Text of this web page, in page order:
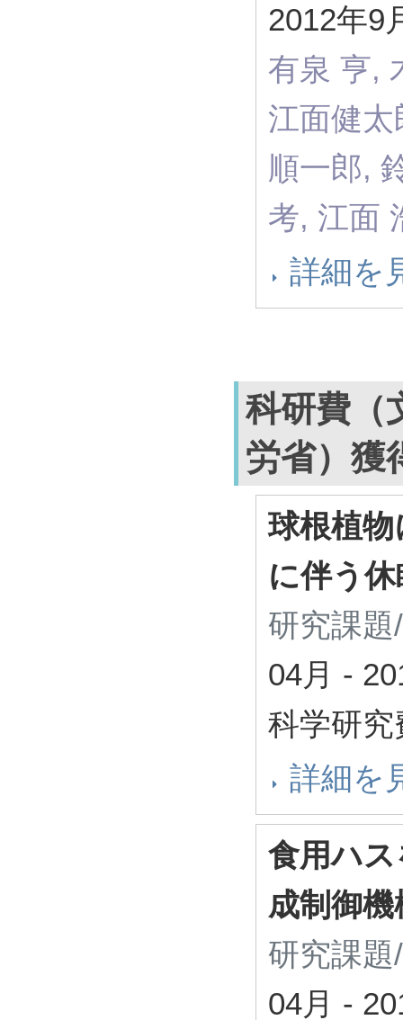
2012年
有泉 亨,
江面健
順一郎,
考, 江面
詳細を
科研費（
労省）獲
球根植
に伴う
研究課
04月 -
科学研
詳細を
食用ハ
成制御
研究課
04月 -